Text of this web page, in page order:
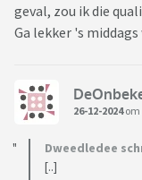
Optie 1, probeer ik
en meer
Dan blijft optie 2
beëindigen om deze
Pff, nou is het toch
hebt gered om tot
geval, zou ik die
Ga lekker 's
26-12-2024om
Dweedledee
[..]